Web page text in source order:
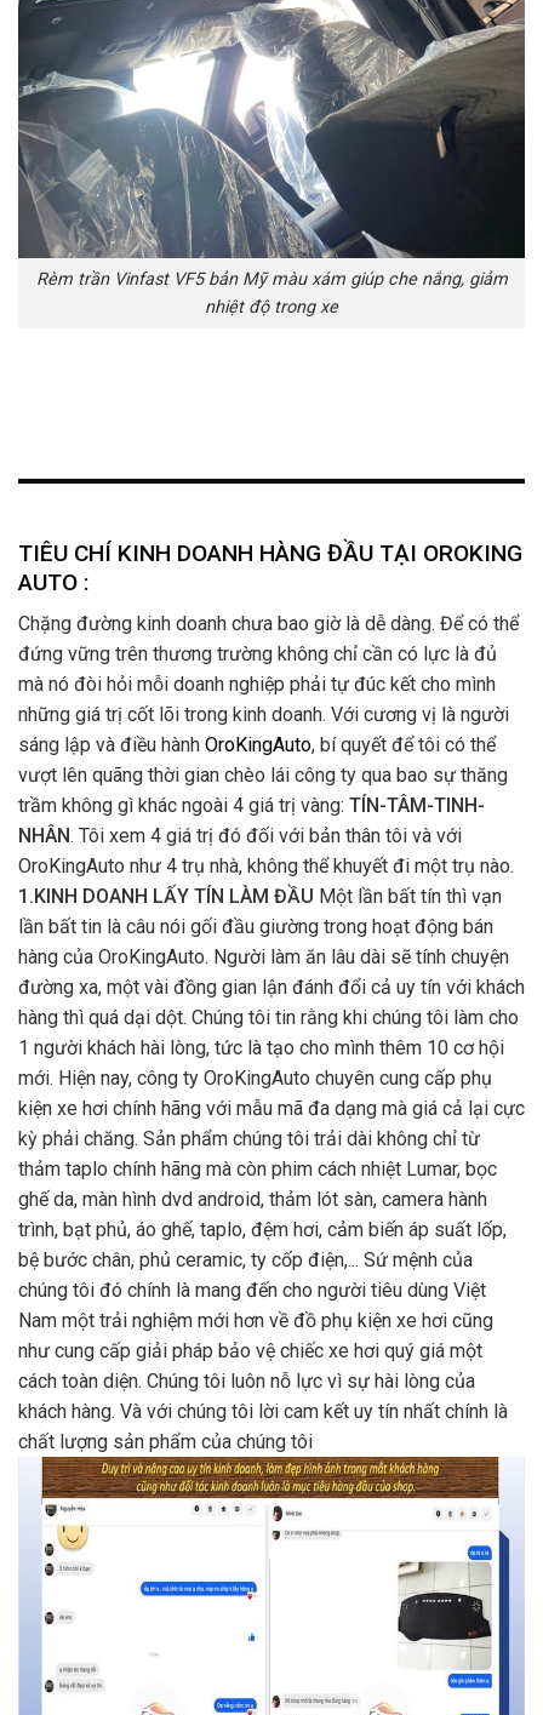
Rèm trần Vinfast VF5 bản Mỹ màu xám giúp che nắng, giảm
nhiệt độ trong xe
TIÊU CHÍ KINH DOANH HÀNG ĐẦU TẠI OROKING
AUTO :
Chặng đường kinh doanh chưa bao giờ là dễ dàng. Để có thể
đứng vững trên thương trường không chỉ cần có lực là đủ
mà nó đòi hỏi mỗi doanh nghiệp phải tự đúc kết cho mình
những giá trị cốt lõi trong kinh doanh. Với cương vị là người
sáng lập và điều hành OroKingAuto, bí quyết để tôi có thể
vượt lên quãng thời gian chèo lái công ty qua bao sự thăng
trầm không gì khác ngoài 4 giá trị vàng: TÍN-TÂM-TINH-
NHÂN. Tôi xem 4 giá trị đó đối với bản thân tôi và với
OroKingAuto như 4 trụ nhà, không thể khuyết đi một trụ nào.
1.KINH DOANH LẤY TÍN LÀM ĐẦU Một lần bất tín thì vạn
lần bất tin là câu nói gối đầu giường trong hoạt động bán
hàng của OroKingAuto. Người làm ăn lâu dài sẽ tính chuyện
đường xa, một vài đồng gian lận đánh đổi cả uy tín với khách
hàng thì quá dại dột. Chúng tôi tin rằng khi chúng tôi làm cho
1 người khách hài lòng, tức là tạo cho mình thêm 10 cơ hội
mới. Hiện nay, công ty OroKingAuto chuyên cung cấp phụ
kiện xe hơi chính hãng với mẫu mã đa dạng mà giá cả lại cực
kỳ phải chăng. Sản phẩm chúng tôi trải dài không chỉ từ
thảm taplo chính hãng mà còn phim cách nhiệt Lumar, bọc
ghế da, màn hình dvd android, thảm lót sàn, camera hành
trình, bạt phủ, áo ghế, taplo, đệm hơi, cảm biến áp suất lốp,
bệ bước chân, phủ ceramic, ty cốp điện,... Sứ mệnh của
chúng tôi đó chính là mang đến cho người tiêu dùng Việt
Nam một trải nghiệm mới hơn về đồ phụ kiện xe hơi cũng
như cung cấp giải pháp bảo vệ chiếc xe hơi quý giá một
cách toàn diện. Chúng tôi luôn nỗ lực vì sự hài lòng của
khách hàng. Và với chúng tôi lời cam kết uy tín nhất chính là
chất lượng sản phẩm của chúng tôi